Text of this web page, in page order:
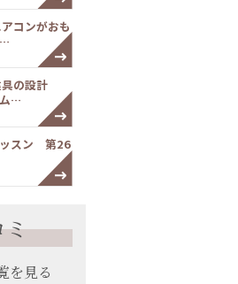
コンがおも
の設計
ム…
ッスン 第26
を見る